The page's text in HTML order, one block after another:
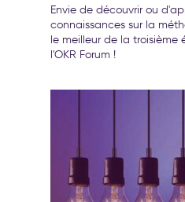
Envie de découvrir ou
connaissances sur la
le meilleur de la
l'OKR Forum !